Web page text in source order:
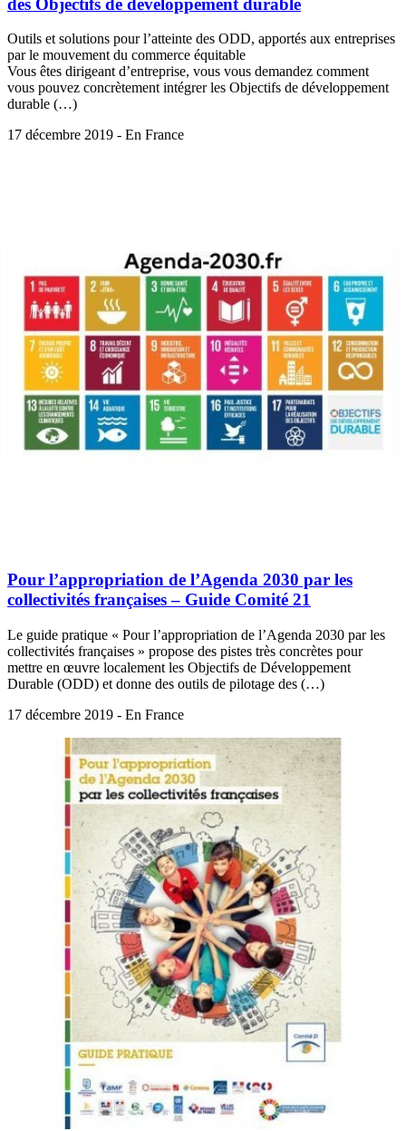
Outils et solutions pour l’atteinte des ODD, apportés aux entreprises
par le mouvement du commerce équitable
Vous êtes dirigeant d’entreprise, vous vous demandez comment
vous pouvez concrètement intégrer les Objectifs de développement
durable (…)
17 décembre 2019 - En France
Pour l’appropriation de l’Agenda 2030 par les
collectivités françaises – Guide Comité 21
Le guide pratique « Pour l’appropriation de l’Agenda 2030 par les
collectivités françaises » propose des pistes très concrètes pour
mettre en œuvre localement les Objectifs de Développement
Durable (ODD) et donne des outils de pilotage des (…)
17 décembre 2019 - En France